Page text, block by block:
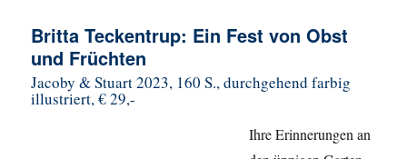
Britta Teckentrup: Ein Fest von Obst
und Früchten
Jacoby & Stuart 2023, 160 S., durchgehend farbig
illustriert, € 29,-
Ihre Erinnerungen an